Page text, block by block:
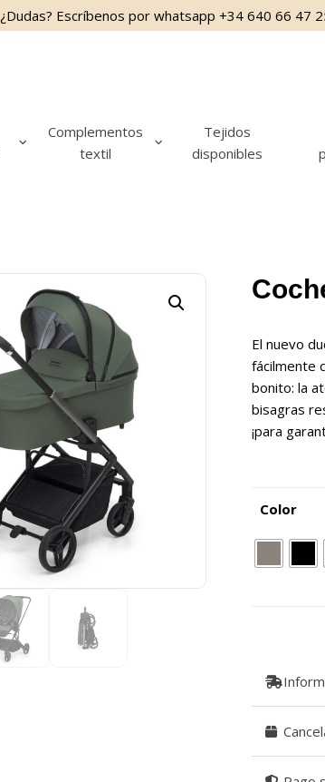
¿Dudas? Escríbenos por whatsapp +34 640 66 47
Complementos
textil
Tejidos
disponibles
El nuevo
fácilmente
bonito: la
bisagras
¡para
Color